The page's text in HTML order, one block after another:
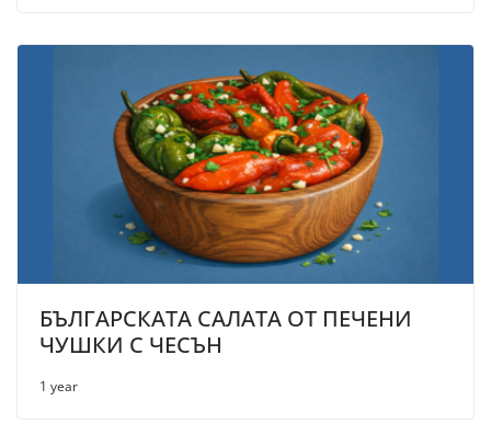
БЪЛГАРСКАТА САЛАТА ОТ ПЕЧЕНИ
ЧУШКИ С ЧЕСЪН
1 year